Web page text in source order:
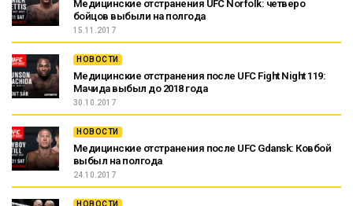
Медицинские отстранения UFC Norfolk: четверо
бойцов выбыли на полгода
15.11.2017
НОВОСТИ
Медицинские отстранения после UFC Fight Night 119:
Мачида выбыл до 2018 года
30.10.2017
НОВОСТИ
Медицинские отстранения после UFC Gdansk: Ковбой
выбыл на полгода
24.10.2017
НОВОСТИ